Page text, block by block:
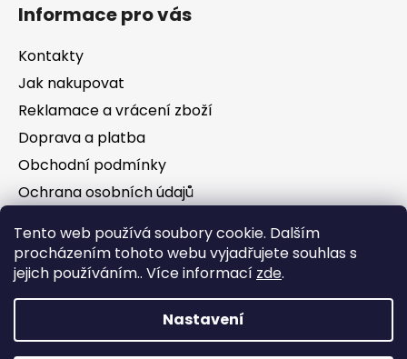
Tento web používá soubory cookie. Dalším
procházením tohoto webu vyjadřujete souhlas s
jejich používáním.. Více informací zde.
Nastavení
Informace pro vás
Kontakty
Jak nakupovat
Reklamace a vrácení zboží
Doprava a platba
Obchodní podmínky
Ochrana osobních údajů
Facebook